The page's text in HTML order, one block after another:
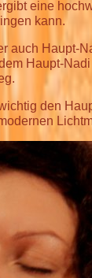
eine
kann.
auch Haupt-
Haupt-
den